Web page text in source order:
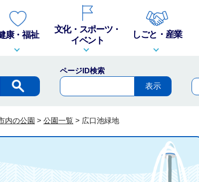
康・福祉
文化・スポーツ・
イベント
しごと・産業
ページID検索
内の公園 > 公園一覧 > 広口池緑地